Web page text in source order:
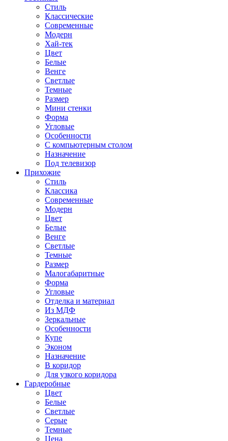
Стиль
Классические
Современные
Модерн
Хай-тек
Цвет
Белые
Венге
Светлые
Темные
Размер
Мини стенки
Форма
Угловые
Особенности
С компьютерным столом
Назначение
Под телевизор
Прихожие
Стиль
Классика
Современные
Модерн
Цвет
Белые
Венге
Светлые
Темные
Размер
Малогабаритные
Форма
Угловые
Отделка и материал
Из МДФ
Зеркальные
Особенности
Купе
Эконом
Назначение
В коридор
Для узкого коридора
Гардеробные
Цвет
Белые
Светлые
Серые
Темные
Цена